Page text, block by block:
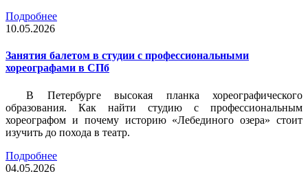
Подробнее
10.05.2026
Занятия балетом в студии с профессиональными
хореографами в СПб
В Петербурге высокая планка хореографического
образования. Как найти студию с профессиональным
хореографом и почему историю «Лебединого озера» стоит
изучить до похода в театр.
Подробнее
04.05.2026